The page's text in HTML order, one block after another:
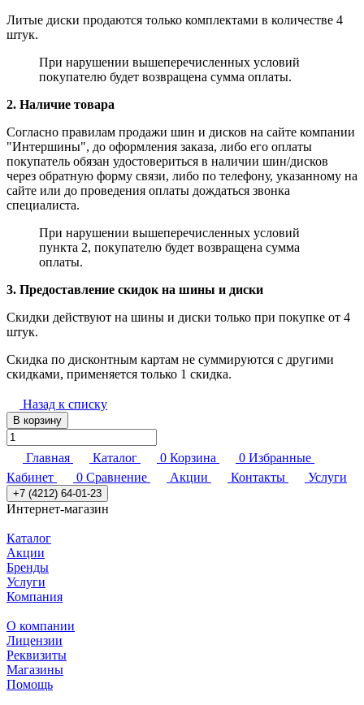
Литые диски продаются только комплектами в количестве 4
штук.
При нарушении вышеперечисленных условий
покупателю будет возвращена сумма оплаты.
2. Наличие товара
Согласно правилам продажи шин и дисков на сайте компании
"Интершины", до оформления заказа, либо его оплаты
покупатель обязан удостовериться в наличии шин/дисков
через обратную форму связи, либо по телефону, указанному на
сайте или до проведения оплаты дождаться звонка
специалиста.
При нарушении вышеперечисленных условий
пункта 2, покупателю будет возвращена сумма
оплаты.
3. Предоставление скидок на шины и диски
Скидки действуют на шины и диски только при покупке от 4
штук.
Скидка по дисконтным картам не суммируются с другими
скидками, применяется только 1 скидка.
Назад к списку
В корзину
Главная Каталог 0 Корзина 0 Избранные
Кабинет
0 Сравнение Акции Контакты Услуги
+7 (4212) 64-01-23
Интернет-магазин
Каталог
Акции
Бренды
Услуги
Компания
О компании
Лицензии
Реквизиты
Магазины
Помощь